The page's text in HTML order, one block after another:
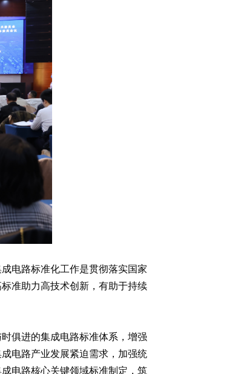
电路标准化工作是贯彻落实国家
准助力高技术创新，有助于持续
俱进的集成电路标准体系，增强
电路产业发展紧迫需求，加强统
电路核心关键领域标准制定，筑